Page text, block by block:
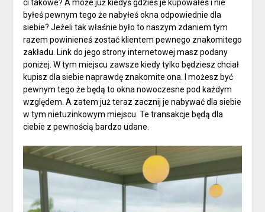
ci takowe? A może już kiedyś gdzieś je kupowałeś i nie
byłeś pewnym tego że nabyłeś okna odpowiednie dla
siebie? Jeżeli tak właśnie było to naszym zdaniem tym
razem powinieneś zostać klientem pewnego znakomitego
zakładu. Link do jego strony internetowej masz podany
poniżej. W tym miejscu zawsze kiedy tylko będziesz chciał
kupisz dla siebie naprawdę znakomite ona. I możesz być
pewnym tego że będą to okna nowoczesne pod każdym
względem. A zatem już teraz zacznij je nabywać dla siebie
w tym nietuzinkowym miejscu. Te transakcje będą dla
ciebie z pewnością bardzo udane.